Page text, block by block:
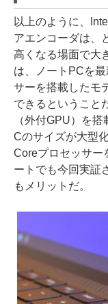
以上のように、
アエンコーダは、
高くなる場面で大
は、ノートPCを
サーを搭載したモ
できるということ
（外付GPU）を
Cのサイズが大型
Coreプロセッサー
ートでも今回実証
もメリットだ。